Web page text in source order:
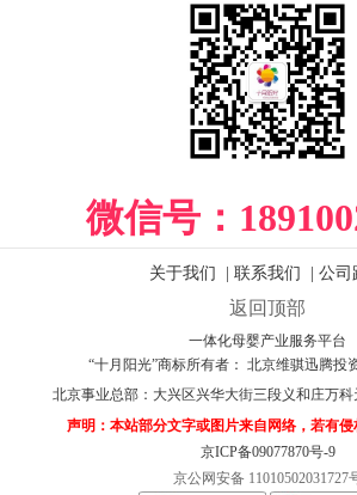
微信号：
关于我们 联系我们 公司
返回顶部
一体化母婴产业服务平台
“十月阳光”商标所有者： 北京维骐迅腾投
北京事业总部： 大兴区兴华大街三段义和庄万科
声明：本站部分文字或图片来自网络，若有侵
京ICP备09077870号-9
京公网安备 11010502031727